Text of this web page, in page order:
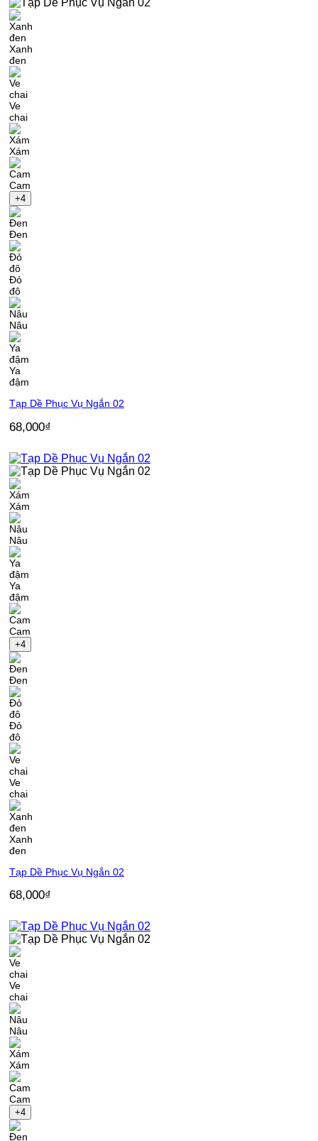
Xanh
đen
Ve
chai
Xám
Cam
+4
Đen
Đỏ
đô
Nâu
Ya
đậm
Tạp Dề Phục Vụ Ngắn 02
68,000₫
Xám
Nâu
Ya
đậm
Cam
+4
Đen
Đỏ
đô
Ve
chai
Xanh
đen
Tạp Dề Phục Vụ Ngắn 02
68,000₫
Ve
chai
Nâu
Xám
Cam
+4